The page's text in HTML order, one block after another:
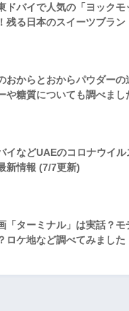
ドバイで人気の「ヨックモ
残る日本のスイーツブラン
おからとおからパウダーの
や糖質についても調べまし
イなどUAEのコロナウイ
新情報 (7/7更新)
「ターミナル」は実話？モ
ロケ地など調べてみました